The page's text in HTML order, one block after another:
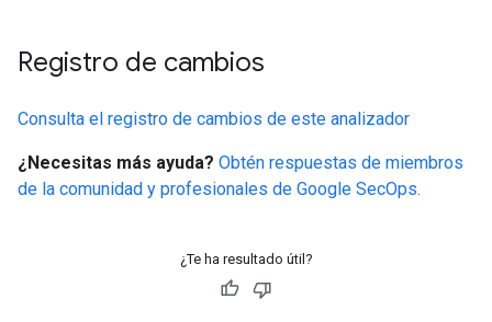
Registro de cambios
Consulta el registro de cambios de este analizador
¿Necesitas más ayuda? Obtén respuestas de miembros
de la comunidad y profesionales de Google SecOps.
¿Te ha resultado útil?